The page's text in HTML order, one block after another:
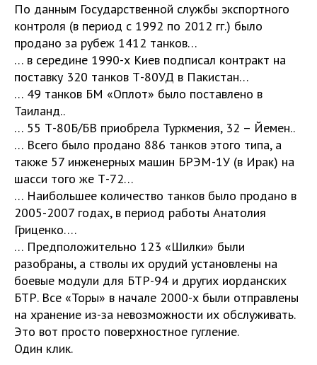
По данным Государственной службы экспортного
контроля (в период с 1992 по 2012 гг.) было
продано за рубеж 1412 танков…
… в середине 1990-х Киев подписал контракт на
поставку 320 танков Т-80УД в Пакистан…
… 49 танков БМ «Оплот» было поставлено в
Таиланд..
… 55 Т-80Б/БВ приобрела Туркмения, 32 – Йемен..
… Всего было продано 886 танков этого типа, а
также 57 инженерных машин БРЭМ-1У (в Ирак) на
шасси того же Т-72…
… Наибольшее количество танков было продано в
2005-2007 годах, в период работы Анатолия
Гриценко….
… Предположительно 123 «Шилки» были
разобраны, а стволы их орудий установлены на
боевые модули для БТР-94 и других иорданских
БТР. Все «Торы» в начале 2000-х были отправлены
на хранение из-за невозможности их обслуживать.
Это вот просто поверхностное гугление.
Один клик.